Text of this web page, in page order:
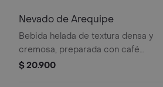
Nevado de Arequipe
Bebida helada de textura densa y
cremosa, preparada con café
espresso, arequipe, mezcla láctea,
$ 20.900